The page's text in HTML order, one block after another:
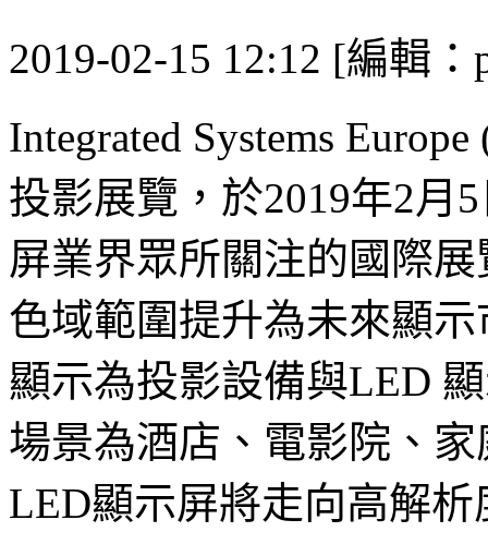
2019-02-15 12:12 [編輯：
Integrated Systems
投影展覽，於2019年2月
屏業界眾所關注的國際
色域範圍提升為未來顯
顯示為投影設備與LED
場景為酒店、電影院、
LED顯示屏將走向高解